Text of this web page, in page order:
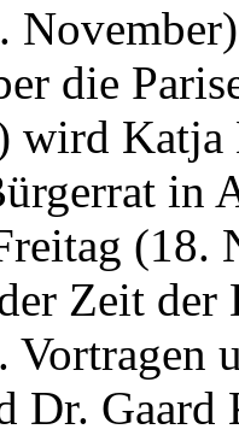
die
wird
in
(18.
Zeit
Vortragen
Dr.